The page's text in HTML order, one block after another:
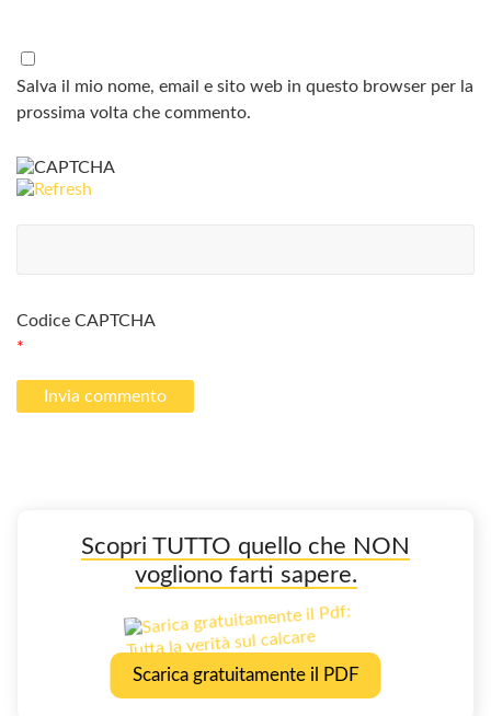
Salva il mio nome, email e sito web in questo browser per la
prossima volta che commento.
Codice CAPTCHA
*
Scopri TUTTO quello che NON
vogliono farti sapere.
Scarica gratuitamente il PDF